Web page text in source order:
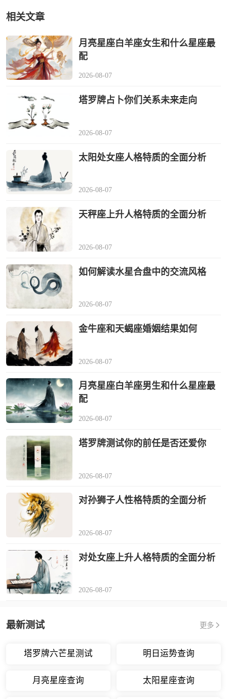
相关文章
月亮星座白羊座女生和什么星座最
配
2026-08-07
塔罗牌占卜你们关系未来走向
2026-08-07
太阳处女座人格特质的全面分析
2026-08-07
天秤座上升人格特质的全面分析
2026-08-07
如何解读水星合盘中的交流风格
2026-08-07
金牛座和天蝎座婚姻结果如何
2026-08-07
月亮星座白羊座男生和什么星座最
配
2026-08-07
塔罗牌测试你的前任是否还爱你
2026-08-07
对孙狮子人性格特质的全面分析
2026-08-07
对处女座上升人格特质的全面分析
2026-08-07
最新测试 更多
塔罗牌六芒星测试 明日运势查询
月亮星座查询 太阳星座查询